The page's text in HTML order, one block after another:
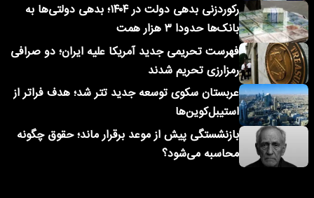
رکوردزنی بدهی دولت در ۱۴۰۴؛ بدهی دولتی‌ها به
بانک‌ها حدودا ۳ هزار همت
فهرست تحریمی جدید آمریکا علیه ایران؛ دو صرافی
رمزارزی تحریم شدند
عربستان سکوی توسعه جدید تتر شد؛ هدف فراتر از
استیبل‌کوین‌ها
بازنشستگی پیش از موعد برقرار ماند؛ حقوق چگونه
محاسبه می‌شود؟